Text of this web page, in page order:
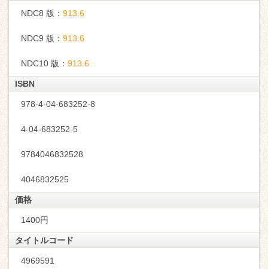
NDC8 版： 913.6
NDC9 版： 913.6
NDC10 版： 913.6
ISBN
978-4-04-683252-8
4-04-683252-5
9784046832528
4046832525
価格
1400円
タイトルコード
4969591